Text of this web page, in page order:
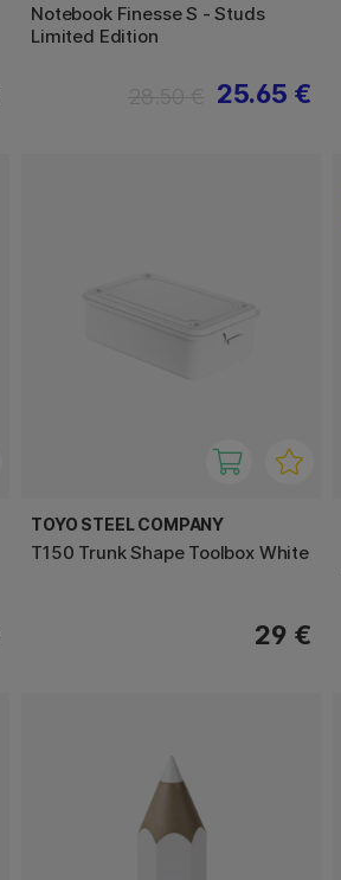
Notebook Finesse S - Studs
Limited Edition
25.65 €
TOYO STEEL COMPANY
T150 Trunk Shape Toolbox White
29 €